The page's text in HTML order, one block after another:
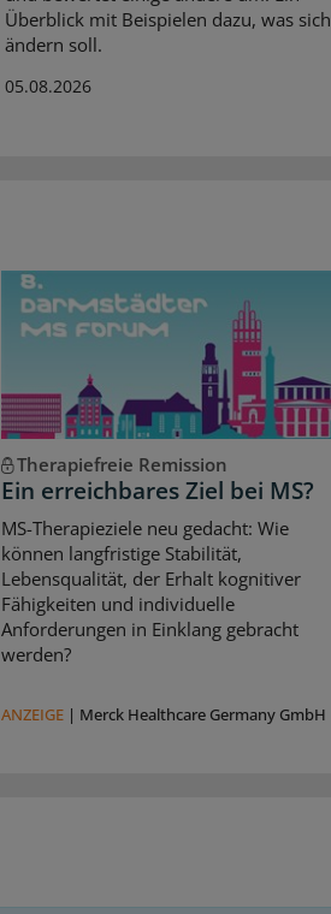
Überblick mit Beispielen dazu, was sich
ändern soll.
05.08.2026
Therapiefreie Remission
Ein erreichbares Ziel bei MS?
MS-Therapieziele neu gedacht: Wie
können langfristige Stabilität,
Lebensqualität, der Erhalt kognitiver
Fähigkeiten und individuelle
Anforderungen in Einklang gebracht
werden?
ANZEIGE| Merck Healthcare Germany GmbH